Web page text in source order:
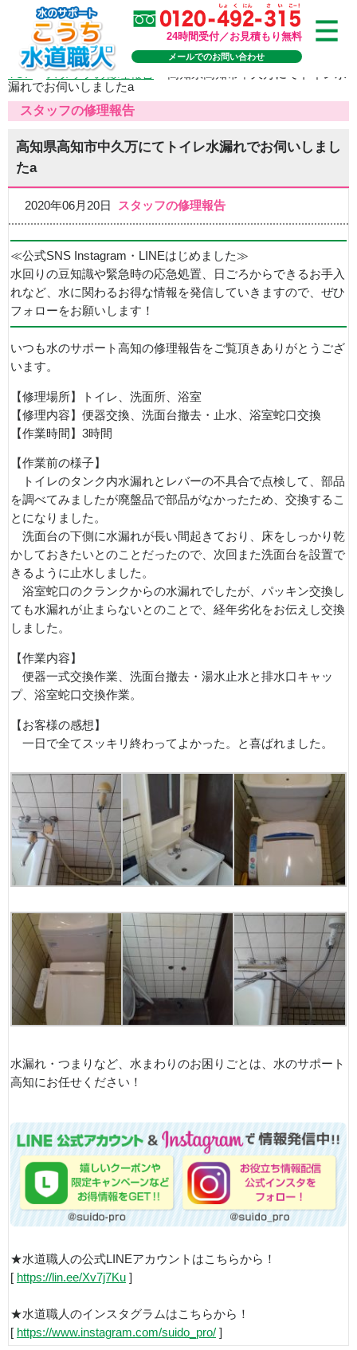
24時間受付／お見積もり無料
メールでのお問い合わせ
TOP>スタッフの修理報告
漏れでお伺いしましたa
スタッフの修理報告
高知県高知市中久万にてトイレ水漏れでお伺いしまし
たa
2020年06月20日 スタッフの修理報告
≪公式SNS Instagram・LINEはじめました≫
水回りの豆知識や緊急時の応急処置、日ごろからできるお手入
れなど、水に関わるお得な情報を発信していきますので、ぜひ
フォローをお願いします！
いつも水のサポート高知の修理報告をご覧頂きありがとうござ
います。
【修理場所】トイレ、洗面所、浴室
【修理内容】便器交換、洗面台撤去・止水、浴室蛇口交換
【作業時間】3時間
【作業前の様子】
トイレのタンク内水漏れとレバーの不具合で点検して、部品
を調べてみましたが廃盤品で部品がなかったため、交換するこ
とになりました。
洗面台の下側に水漏れが長い間起きており、床をしっかり乾
かしておきたいとのことだったので、次回また洗面台を設置で
きるように止水しました。
浴室蛇口のクランクからの水漏れでしたが、パッキン交換し
ても水漏れが止まらないとのことで、経年劣化をお伝えし交換
しました。
【作業内容】
便器一式交換作業、洗面台撤去・湯水止水と排水口キャッ
プ、浴室蛇口交換作業。
【お客様の感想】
一日で全てスッキリ終わってよかった。と喜ばれました。
水漏れ・つまりなど、水まわりのお困りごとは、水のサポート
高知にお任せください！
★水道職人の公式LINEアカウントはこちらから！
[ https://lin.ee/Xv7j7Ku ]
★水道職人のインスタグラムはこちらから！
[ https://www.instagram.com/suido_pro/ ]